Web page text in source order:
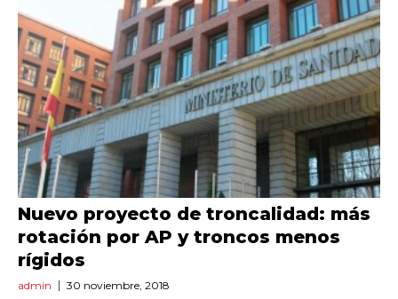
Nuevo proyecto de troncalidad: más
rotación por AP y troncos menos
rígidos
admin 30 noviembre, 2018